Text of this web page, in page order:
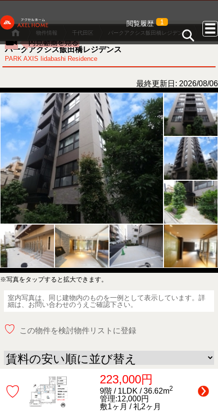
閲覧履歴 1
物件情報 千代田区 パークアクシス飯田橋レジデンス
パークアクシス飯田橋レジデンス
PARK AXIS Iidabashi Residence
最終更新日: 2026/08/06
※写真をタップすると拡大できます。
室内写真は、同じ建物内のものを一例として表示しています。詳
細は、お問い合わせのうえご確認下さい。
♡ この物件を検討物件リストに登録
♡
223,000円
9階 / 1LDK / 36.62m2
管理:12,000円
敷1ヶ月 / 礼2ヶ月